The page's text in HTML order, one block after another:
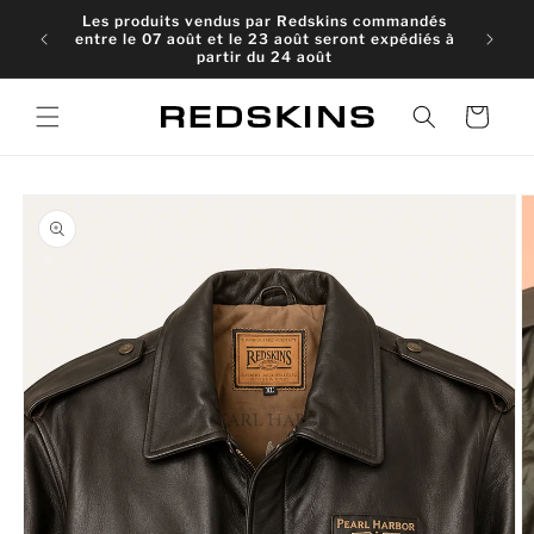
passer
au
Les produits vendus par Redskins commandés
entre le 07 août et le 23 août seront expédiés à
partir du 24 août
Panier
informations
produits